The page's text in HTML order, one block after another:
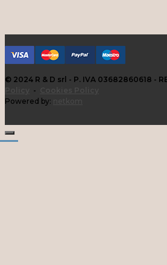
© 2024 R & D srl - P. IVA 03682860618 -
-
Powered by: